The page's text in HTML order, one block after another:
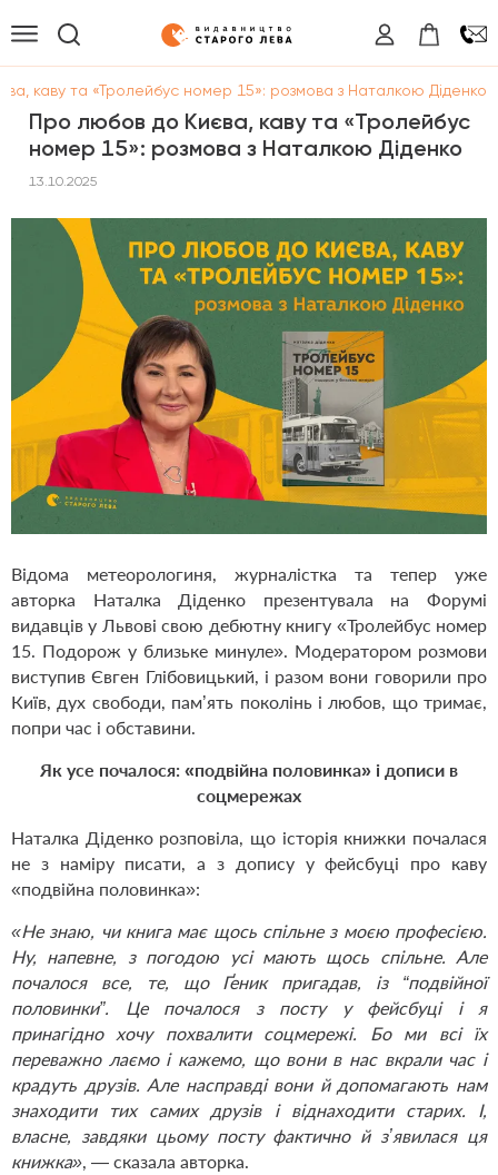
каву та «Тролейбус номер 15»: розмова з Наталкою Діденко
Про любов до Києва, каву та «Тролейбус
номер 15»: розмова з Наталкою Діденко
13.10.2025
Відома метеорологиня, журналістка та тепер уже
авторка Наталка Діденко презентувала на Форумі
видавців у Львові свою дебютну книгу «Тролейбус номер
15. Подорож у близьке минуле». Модератором розмови
виступив Євген Глібовицький, і разом вони говорили про
Київ, дух свободи, пам’ять поколінь і любов, що тримає,
попри час і обставини.
Як усе почалося: «подвійна половинка» і дописи в
соцмережах
Наталка Діденко розповіла, що історія книжки почалася
не з наміру писати, а з допису у фейсбуці про каву
«подвійна половинка»:
«Не знаю, чи книга має щось спільне з моєю професією.
Ну, напевне, з погодою усі мають щось спільне. Але
почалося все, те, що Ґеник пригадав, із “подвійної
половинки”. Це почалося з посту у фейсбуці і я
принагідно хочу похвалити соцмережі. Бо ми всі їх
переважно лаємо і кажемо, що вони в нас вкрали час і
крадуть друзів. Але насправді вони й допомагають нам
знаходити тих самих друзів і віднаходити старих. І,
власне, завдяки цьому посту фактично й зʼявилася ця
книжка», — сказала авторка.